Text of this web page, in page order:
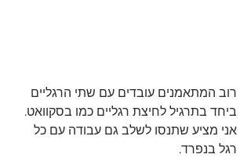
רוב המתאמנים עובדים עם שתי הרגליים
ביחד בתרגיל לחיצת רגליים כמו בסקוואט.
אני מציע שתנסו לשלב גם עבודה עם כל
רגל בנפרד.